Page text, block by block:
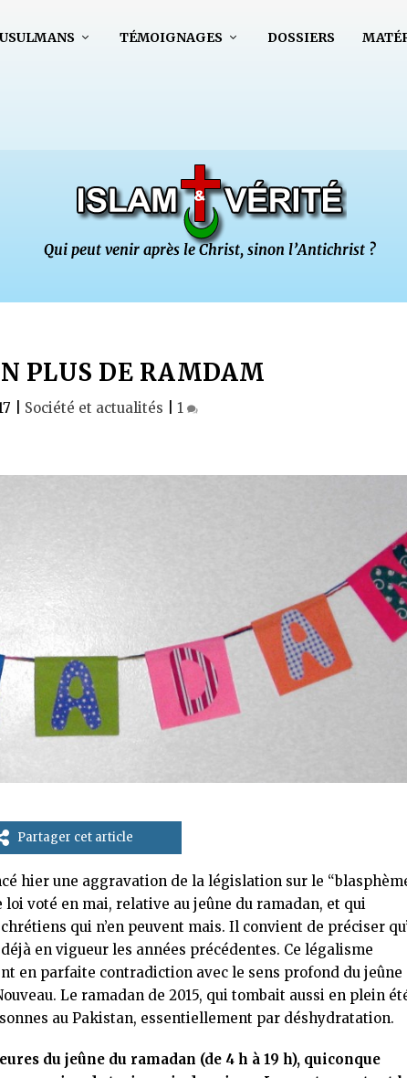
TÉMOIGNAGES DOSSIERS
PLUS DE RAMDAM
Société et actualités 1
Partager cet article
hier une aggravation de la législation sur le
voté en mai, relative au jeûne du ramadan, et qui
qui n’en peuvent mais. Il convient de préciser
en vigueur les années précédentes. Ce légalisme
en parfaite contradiction avec le sens profond du jeûne
Le ramadan de 2015, qui tombait aussi en plein
au Pakistan, essentiellement par déshydratation.
du jeûne du ramadan (de 4 h à 19 h), quiconque